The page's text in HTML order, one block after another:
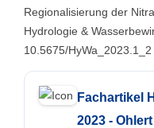
Regionalisierung der
Hydrologie &
10.5675/HyWa_2023.1_2
Fachartikel
2023 -